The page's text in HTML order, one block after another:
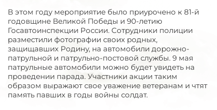
В этом году мероприятие было приурочено к 81-й
годовщине Великой Победы и 90-летию
Госавтоинспекции России. Сотрудники полиции
разместили фотографии своих родных,
защищавших Родину, на автомобили дорожно-
патрульной и патрульно-постовой службы. 9 мая
патрульные автомобили можно будет увидеть на
проведении парада. Участники акции таким
образом выражают свое уважение ветеранам и чтят
память павших в годы войны солдат.